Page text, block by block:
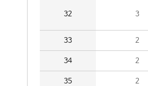
32 3
33 2
34 2
35 2